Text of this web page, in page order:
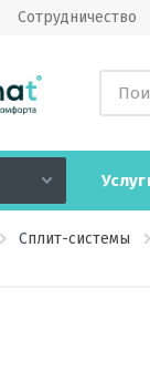
Сотрудничество
Сплит-системы